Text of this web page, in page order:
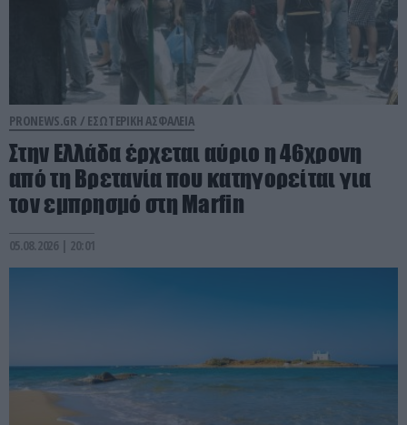
PRONEWS.GR / ΕΣΩΤΕΡΙΚΗ ΑΣΦΑΛΕΙΑ
Στην Ελλάδα έρχεται αύριο η 46χρονη
από τη Βρετανία που κατηγορείται για
τον εμπρησμό στη Marfin
05.08.2026 | 20:01